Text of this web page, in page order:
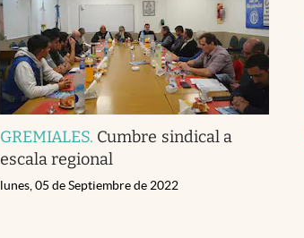
GREMIALES. Cumbre sindical a
escala regional
lunes, 05 de Septiembre de 2022